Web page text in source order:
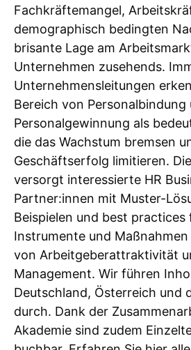
Fachkräftemangel,
demographisch bedingten
brisante Lage am
Unternehmen zusehends.
Unternehmensleitungen
Bereich von Personalbindung
Personalgewinnung als
die das Wachstum bremsen
Geschäftserfolg limitieren.
versorgt interessierte HR
Partner:innen mit Muster-
Beispielen und best practices
Instrumente und
von Arbeitgeberattraktivität
Management. Wir führen
Deutschland, Österreich und
durch. Dank der
Akademie sind zudem